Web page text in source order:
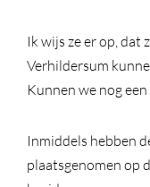
Ik wijs ze er op, dat
Verhildersum
Kunnen we nog
Inmiddels hebben
plaatsgenomen op